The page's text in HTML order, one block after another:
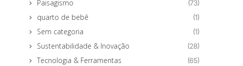
Paisagismo (73)
quarto de bebê (1)
Sem categoria (1)
Sustentabilidade & Inovação (28)
Tecnologia & Ferramentas (65)